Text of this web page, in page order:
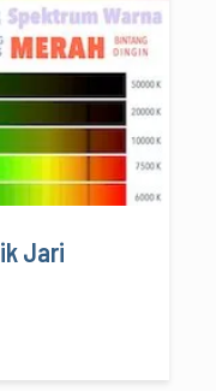
Jari